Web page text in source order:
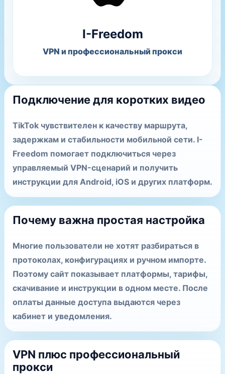
I-Freedom
VPN и профессиональный прокси
Подключение для коротких видео
TikTok чувствителен к качеству маршрута,
задержкам и стабильности мобильной сети. I-
Freedom помогает подключиться через
управляемый VPN-сценарий и получить
инструкции для Android, iOS и других платформ.
Почему важна простая настройка
Многие пользователи не хотят разбираться в
протоколах, конфигурациях и ручном импорте.
Поэтому сайт показывает платформы, тарифы,
скачивание и инструкции в одном месте. После
оплаты данные доступа выдаются через
кабинет и уведомления.
VPN плюс профессиональный
прокси